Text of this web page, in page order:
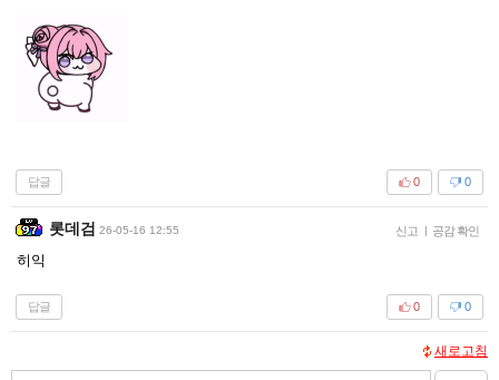
답글 0
0
롯데검 26-05-16 12:55 신고 | 공감 확인
히익
답글 0
0
새로고침